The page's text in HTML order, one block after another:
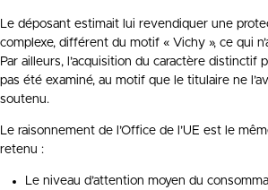
Le déposant estimait lui revendiquer une
complexe, différent du motif « Vichy », ce qui
Par ailleurs, l’acquisition du caractère distinctif
pas été examiné, au motif que le titulaire ne
soutenu.
Le raisonnement de l’Office de l’UE est le
retenu :
Le niveau d’attention moyen du